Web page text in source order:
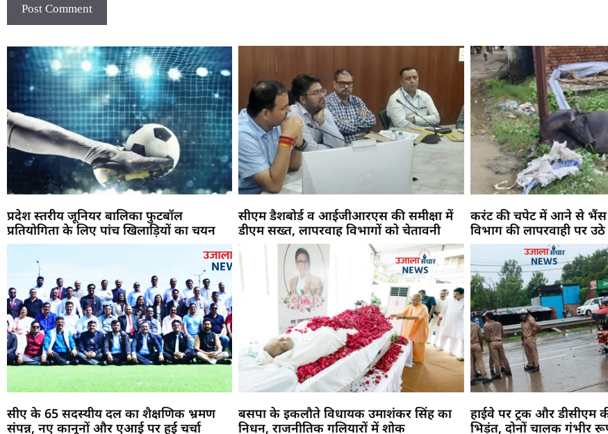
प्रदेश स्तरीय जूनियर बालिका फुटबॉल
प्रतियोगिता के लिए पांच खिलाड़ियों का चयन
सीएम डैशबोर्ड व आईजीआरएस की समीक्षा में
डीएम सख्त, लापरवाह विभागों को चेतावनी
करंट की चपेट में आने से भैंस
विभाग की लापरवाही पर
सीए के 65 सदस्यीय दल का शैक्षणिक भ्रमण
संपन्न, नए कानूनों और एआई पर हुई चर्चा
बसपा के इकलौते विधायक उमाशंकर सिंह का
निधन, राजनीतिक गलियारों में शोक
हाईवे पर ट्रक और
भिड़ंत, दोनों चालक गंभीर